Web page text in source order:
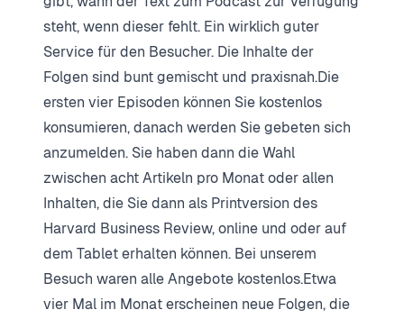
steht, wenn dieser fehlt. Ein wirklich guter
Service für den Besucher. Die Inhalte der
Folgen sind bunt gemischt und praxisnah.Die
ersten vier Episoden können Sie kostenlos
konsumieren, danach werden Sie gebeten sich
anzumelden. Sie haben dann die Wahl
zwischen acht Artikeln pro Monat oder allen
Inhalten, die Sie dann als Printversion des
Harvard Business Review, online und oder auf
dem Tablet erhalten können. Bei unserem
Besuch waren alle Angebote kostenlos.Etwa
vier Mal im Monat erscheinen neue Folgen, die